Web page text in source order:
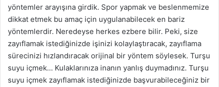
n
e
r
m
e
k
yöntemler arayışına girdik. Spor yapmak ve beslenmemize
dikkat etmek bu amaç için uygulanabilecek en bariz
yöntemlerdir. Neredeyse herkes ezbere bilir. Peki, size
zayıflamak istediğinizde işinizi kolaylaştıracak, zayıflama
sürecinizi hızlandıracak orijinal bir yöntem söylesek. Turşu
suyu içmek… Kulaklarınıza inanın yanlış duymadınız. Turşu
suyu içmek zayıflamak istediğinizde başvurabileceğiniz bir